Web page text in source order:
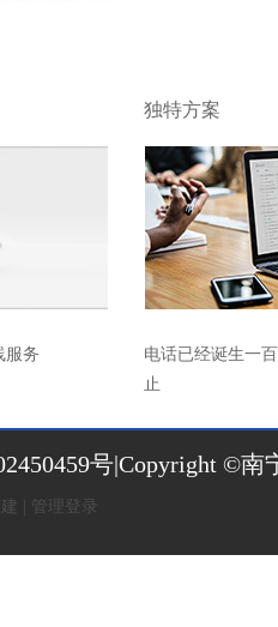
服务
独特方案
电话已经诞生一
止
号|Copyright ©南
管理登录